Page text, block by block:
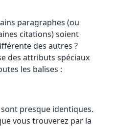
paragraphes (ou
citations) soient
des autres ?
des attributs spéciaux
les balises :
presque identiques.
vous trouverez par la